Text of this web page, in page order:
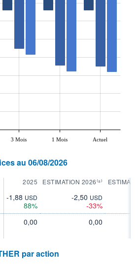
3 Mois 1 Mois Actuel
au 06/08/2026
2025 ESTIMATION 2026⁽⁸⁾
-1,88 USD
88%
-2,50 USD
-33%
0,00 0,00
par action